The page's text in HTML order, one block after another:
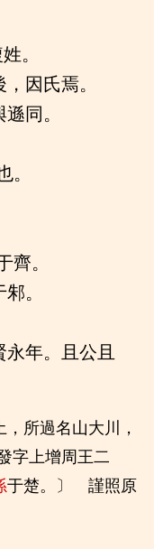
。
因氏焉。
同。
。
齊。
邾。
年。且公且
所過名山大川，
字上增周王二
于楚。〕 謹照原